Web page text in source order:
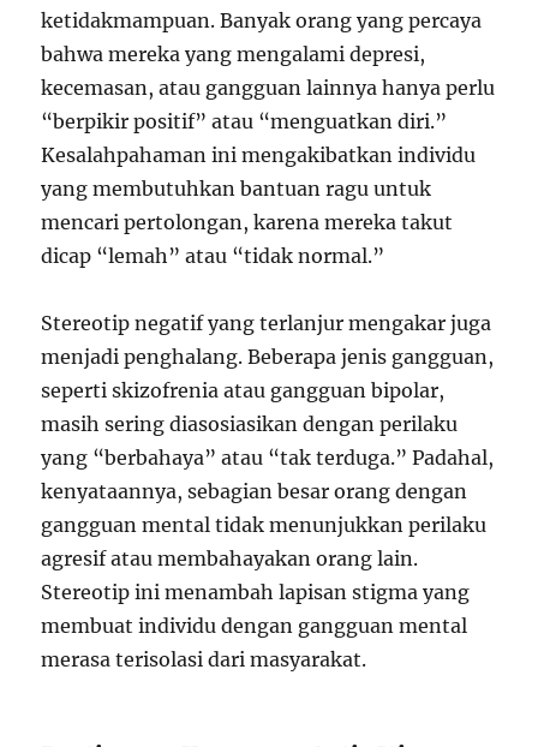
ketidakmampuan. Banyak orang yang percaya
bahwa mereka yang mengalami depresi,
kecemasan, atau gangguan lainnya hanya perlu
“berpikir positif” atau “menguatkan diri.”
Kesalahpahaman ini mengakibatkan individu
yang membutuhkan bantuan ragu untuk
mencari pertolongan, karena mereka takut
dicap “lemah” atau “tidak normal.”
Stereotip negatif yang terlanjur mengakar juga
menjadi penghalang. Beberapa jenis gangguan,
seperti skizofrenia atau gangguan bipolar,
masih sering diasosiasikan dengan perilaku
yang “berbahaya” atau “tak terduga.” Padahal,
kenyataannya, sebagian besar orang dengan
gangguan mental tidak menunjukkan perilaku
agresif atau membahayakan orang lain.
Stereotip ini menambah lapisan stigma yang
membuat individu dengan gangguan mental
merasa terisolasi dari masyarakat.